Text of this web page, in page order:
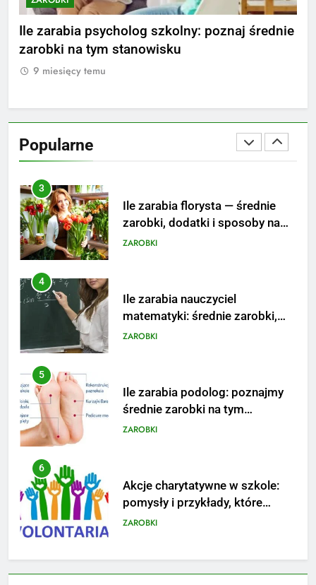
Ile zarabia psycholog szkolny: poznaj średnie
zarobki na tym stanowisku
9 miesięcy temu
Popularne
aktualne stawki męskiego
striptizera
ZAROBKI
poznaj średnie zarobki na tym
3
Ile zarabia florysta — średnie
zarobki, dodatki i sposoby na
podwyżkę
ZAROBKI
4
Ile zarabia nauczyciel
matematyki: średnie zarobki,
dodatki i perspektywy
ZAROBKI
5
Ile zarabia podolog: poznajmy
średnie zarobki na tym
stanowisku
ZAROBKI
6
Akcje charytatywne w szkole:
pomysły i przykłady, które
zainspirują
ZAROBKI
7